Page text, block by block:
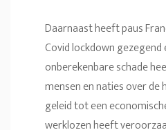
Daarnaast heeft paus
Covid lockdown
onberekenbare schade
mensen en naties over de
geleid tot een
werklozen heeft